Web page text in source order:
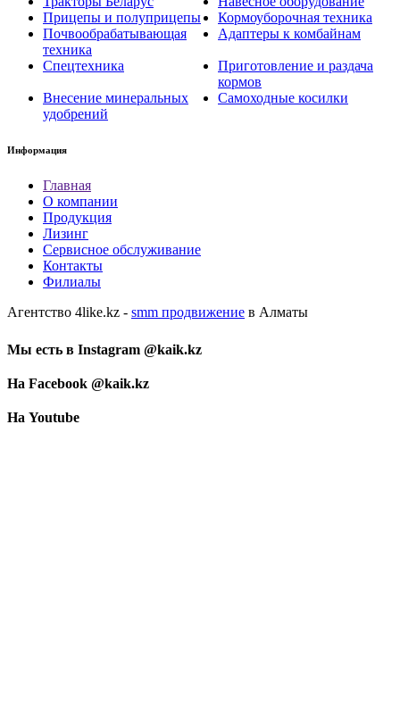
Прицепы и полуприцепы
Кормоуборочная техника
Почвообрабатывающая
техника
Адаптеры к комбайнам
Спецтехника
Приготовление и раздача
кормов
Внесение минеральных
удобрений
Самоходные косилки
Информация
Главная
О компании
Продукция
Лизинг
Сервисное обслуживание
Контакты
Филиалы
Агентство 4like.kz - smm продвижение в Алматы
Мы есть в Instagram @kaik.kz
На Facebook @kaik.kz
На Youtube